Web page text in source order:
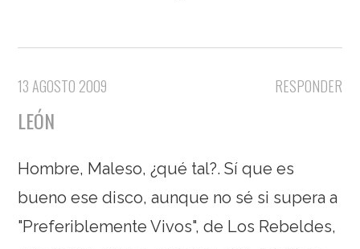
RESPONDER
13 AGOSTO 2009
LEÓN
Hombre, Maleso, ¿qué tal?. Sí que es
bueno ese disco, aunque no sé si supera a
"Preferiblemente Vivos", de Los Rebeldes,